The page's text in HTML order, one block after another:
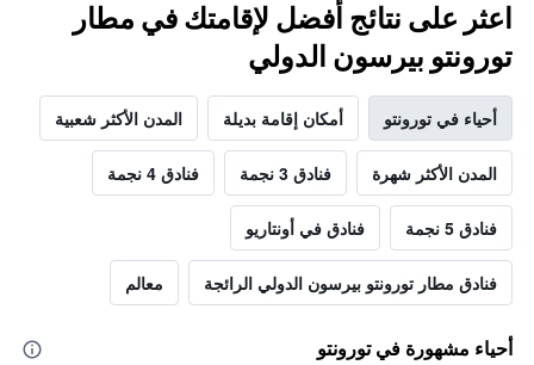
اعثر على نتائج أفضل لإقامتك في مطار
تورونتو بيرسون الدولي
أحياء في تورونتو أمكان إقامة بديلة المدن الأكثر شعبية
المدن الأكثر شهرة فنادق 3 نجمة فنادق 4 نجمة
فنادق 5 نجمة فنادق في أونتاريو
فنادق مطار تورونتو بيرسون الدولي الرائجة معالم
أحياء مشهورة في تورونتو